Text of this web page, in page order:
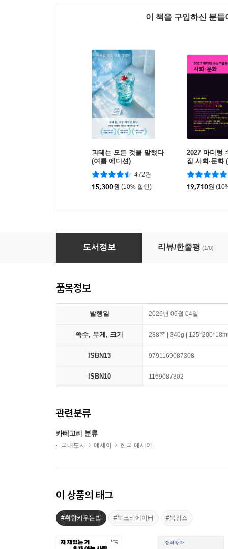
이 책을 구입하신 분
괴테는 모든 것을 말했다
(여름 에디션)
472건
15,300원 (10% 할인)
2027 마더텅
집 사회·문화
19,710원
저 재밌는 거 혼자 아는 사람 아닙니다
도서정보 리뷰/한줄평 (1/0)
품목정보
발행일 2026년 06월 04일
쪽수, 무게, 크기 288쪽 | 340g |
ISBN13 9791169087308
ISBN10 1169087302
관련분류
카테고리 분류
국내도서 에세이 한국 에세이
이 상품의 태그
#취향키우는법 #북크리에이터 #북캉스